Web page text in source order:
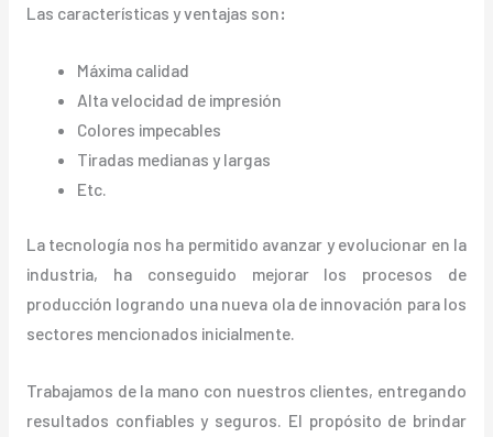
Las características y ventajas son:
Máxima calidad
Alta velocidad de impresión
Colores impecables
Tiradas medianas y largas
Etc.
La tecnología nos ha permitido avanzar y evolucionar en la
industria, ha conseguido mejorar los procesos de
producción logrando una nueva ola de innovación para los
sectores mencionados inicialmente.
Trabajamos de la mano con nuestros clientes, entregando
resultados confiables y seguros. El propósito de brindar